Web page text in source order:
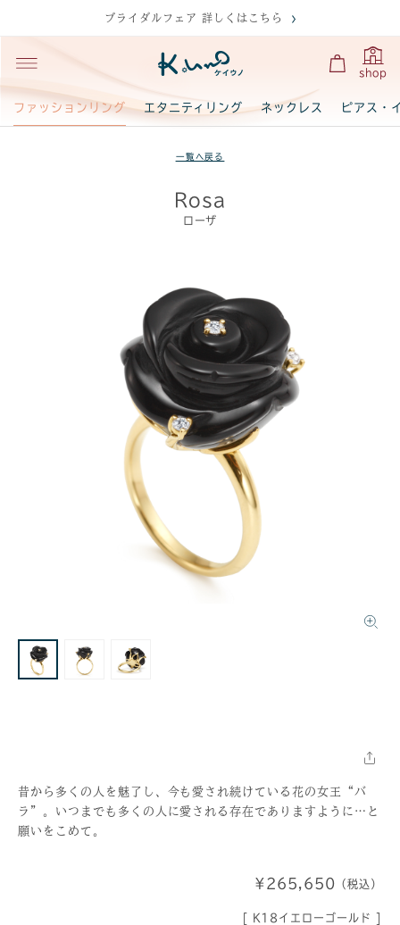
ブライダルフェア 詳しくはこちら
shop
ファッションリング エタニティリング ネックレス ピアス・
一覧へ戻る
Rosa
ローザ
昔から多くの人を魅了し、今も愛され続けている花の女王“バ
ラ”。いつまでも多くの人に愛される存在でありますように…と
願いをこめて。
¥265,650 （税込）
[ K18イエローゴールド ]